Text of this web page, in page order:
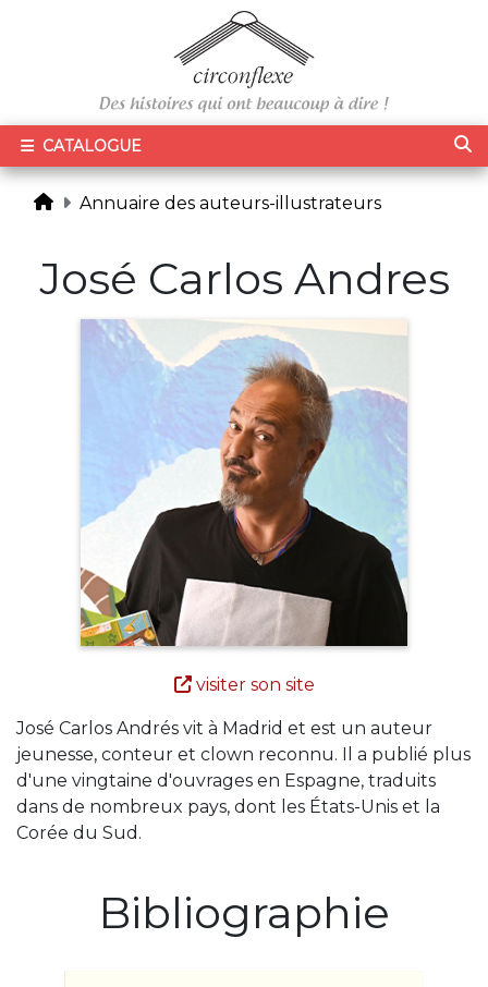
CATALOGUE
Annuaire des auteurs-illustrateurs
José Carlos Andres
visiter son site
José Carlos Andrés vit à Madrid et est un auteur
jeunesse, conteur et clown reconnu. Il a publié plus
d'une vingtaine d'ouvrages en Espagne, traduits
dans de nombreux pays, dont les États-Unis et la
Corée du Sud.
Bibliographie